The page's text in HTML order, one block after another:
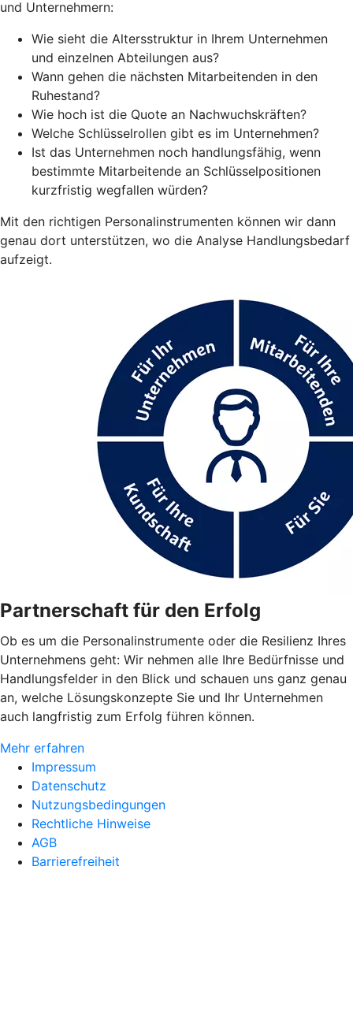
und Unternehmern:
Wie sieht die Altersstruktur in Ihrem Unternehmen
und einzelnen Abteilungen aus?
Wann gehen die nächsten Mitarbeitenden in den
Ruhestand?
Wie hoch ist die Quote an Nachwuchskräften?
Welche Schlüsselrollen gibt es im Unternehmen?
Ist das Unternehmen noch handlungsfähig, wenn
bestimmte Mitarbeitende an Schlüsselpositionen
kurzfristig wegfallen würden?
Mit den richtigen Personalinstrumenten können wir dann
genau dort unterstützen, wo die Analyse Handlungsbedarf
aufzeigt.
Partnerschaft für den Erfolg
Ob es um die Personalinstrumente oder die Resilienz Ihres
Unternehmens geht: Wir nehmen alle Ihre Bedürfnisse und
Handlungsfelder in den Blick und schauen uns ganz genau
an, welche Lösungskonzepte Sie und Ihr Unternehmen
auch langfristig zum Erfolg führen können.
Mehr erfahren
Impressum
Datenschutz
Nutzungsbedingungen
Rechtliche Hinweise
AGB
Barrierefreiheit